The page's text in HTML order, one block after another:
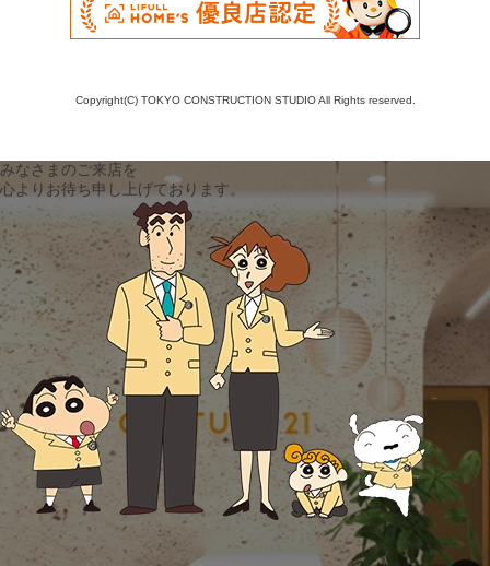
Copyright(C) TOKYO CONSTRUCTION STUDIO All Rights reserved.
みなさまのご来店を
心よりお待ち申し上げております。